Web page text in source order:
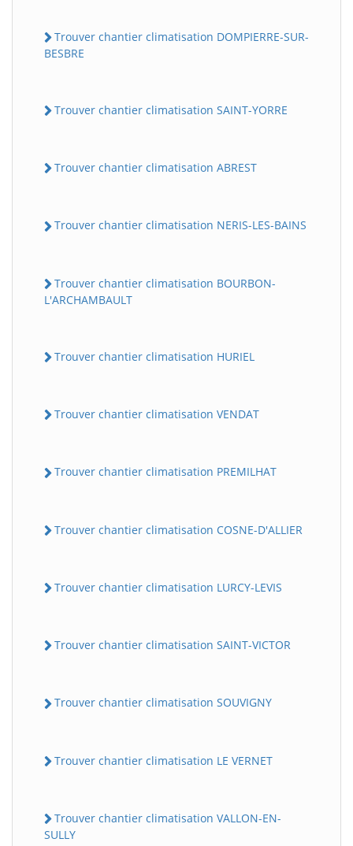
Trouver chantier climatisation DOMPIERRE-SUR-
BESBRE
Trouver chantier climatisation SAINT-YORRE
Trouver chantier climatisation ABREST
Trouver chantier climatisation NERIS-LES-BAINS
Trouver chantier climatisation BOURBON-
L'ARCHAMBAULT
Trouver chantier climatisation HURIEL
Trouver chantier climatisation VENDAT
Trouver chantier climatisation PREMILHAT
Trouver chantier climatisation COSNE-D'ALLIER
Trouver chantier climatisation LURCY-LEVIS
Trouver chantier climatisation SAINT-VICTOR
Trouver chantier climatisation SOUVIGNY
Trouver chantier climatisation LE VERNET
Trouver chantier climatisation VALLON-EN-
SULLY